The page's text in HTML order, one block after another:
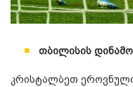
თბილისის
კრისტალბეთ